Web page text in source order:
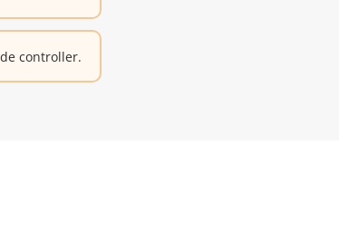
controller.